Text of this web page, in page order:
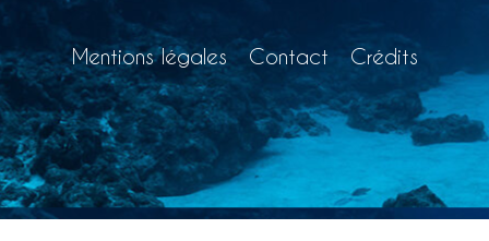
Mentions légales Contact Crédits